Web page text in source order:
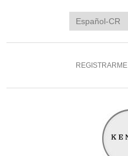
REGISTRARME